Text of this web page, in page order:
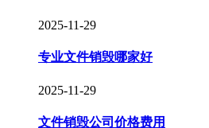
2025-11-29
专业文件销毁哪家好
2025-11-29
文件销毁公司价格费用